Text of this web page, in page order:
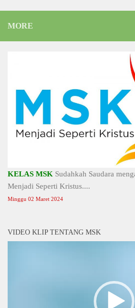
MORE
KELAS MSK Sudahkah Saudara
Menjadi Seperti Kristus....
Minggu 02 Maret 2024
VIDEO KLIP TENTANG MSK